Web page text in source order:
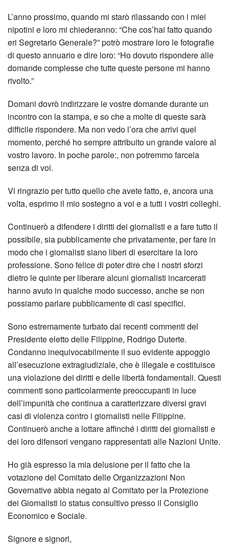
L’anno prossimo, quando mi starò rilassando con i miei
nipotini e loro mi chiederanno: “Che cos’hai fatto quando
eri Segretario Generale?” potrò mostrare loro le fotografie
di questo annuario e dire loro: “Ho dovuto rispondere alle
domande complesse che tutte queste persone mi hanno
rivolto.”
Domani dovrò indirizzare le vostre domande durante un
incontro con la stampa, e so che a molte di queste sarà
difficile rispondere. Ma non vedo l’ora che arrivi quel
momento, perché ho sempre attribuito un grande valore al
vostro lavoro. In poche parole:, non potremmo farcela
senza di voi.
Vi ringrazio per tutto quello che avete fatto, e, ancora una
volta, esprimo il mio sostegno a voi e a tutti i vostri colleghi.
Continuerò a difendere i diritti dei giornalisti e a fare tutto il
possibile, sia pubblicamente che privatamente, per fare in
modo che i giornalisti siano liberi di esercitare la loro
professione. Sono felice di poter dire che i nostri sforzi
dietro le quinte per liberare alcuni giornalisti incarcerati
hanno avuto in qualche modo successo, anche se non
possiamo parlare pubblicamente di casi specifici.
Sono estremamente turbato dai recenti commenti del
Presidente eletto delle Filippine, Rodrigo Duterte.
Condanno inequivocabilmente il suo evidente appoggio
all’esecuzione extragiudiziale, che è illegale e costituisce
una violazione dei diritti e delle libertà fondamentali. Questi
commenti sono particolarmente preoccupanti in luce
dell’impunità che continua a caratterizzare diversi gravi
casi di violenza contro i giornalisti nelle Filippine.
Continuerò anche a lottare affinché i diritti dei giornalisti e
dei loro difensori vengano rappresentati alle Nazioni Unite.
Ho già espresso la mia delusione per il fatto che la
votazione del Comitato delle Organizzazioni Non
Governative abbia negato al Comitato per la Protezione
dei Giornalisti lo status consultivo presso il Consiglio
Economico e Sociale.
Signore e signori,